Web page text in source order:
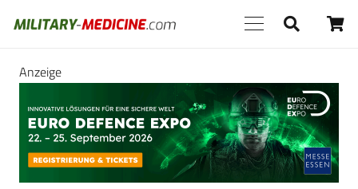
Anzeige